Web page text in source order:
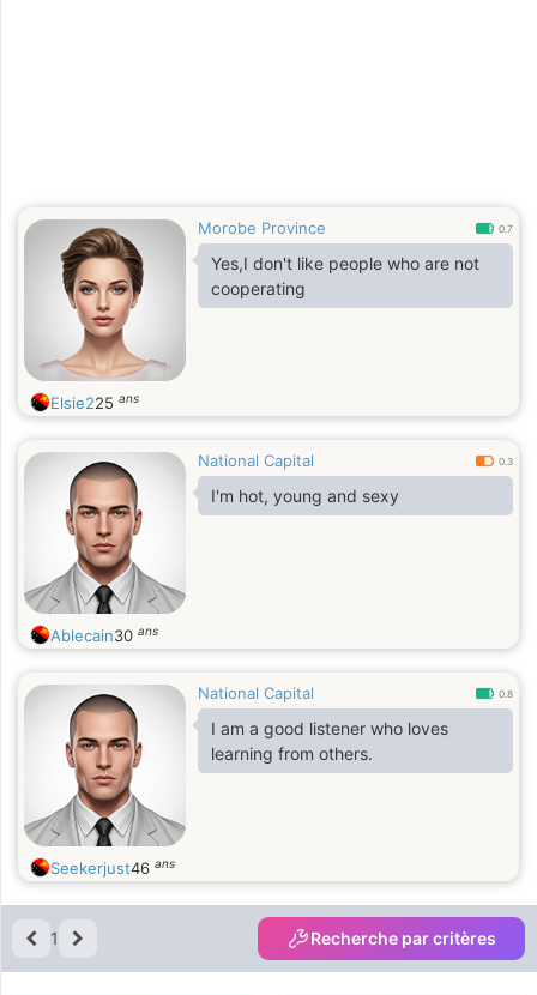
Morobe Province 0.7
Yes,I don't like people who are not
cooperating
Elsie225 ans
National Capital 0.3
I'm hot, young and sexy
Ablecain30 ans
National Capital 0.8
I am a good listener who loves
learning from others.
Seekerjust46 ans
1 Recherche par critères